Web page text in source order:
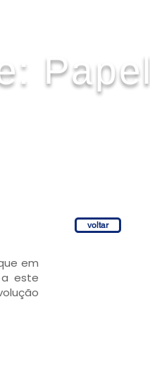
Papel
voltar
em
este